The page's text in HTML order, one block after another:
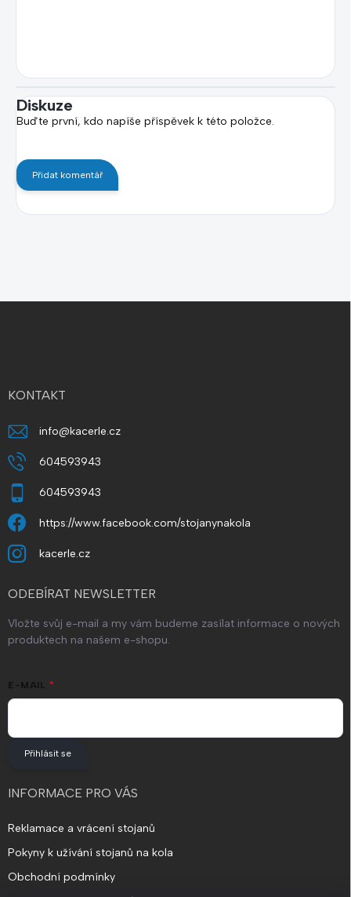
Diskuze
Buďte první, kdo napíše příspěvek k této položce.
Přidat komentář
KONTAKT
info@kacerle.cz
604593943
604593943
https://www.facebook.com/stojanynakola
kacerle.cz
ODEBÍRAT NEWSLETTER
Vložte svůj e-mail a my vám budeme zasílat informace o nových
produktech na našem e-shopu.
E-MAIL
Přihlásit se
INFORMACE PRO VÁS
Reklamace a vrácení stojanů
Pokyny k užívání stojanů na kola
Obchodní podmínky